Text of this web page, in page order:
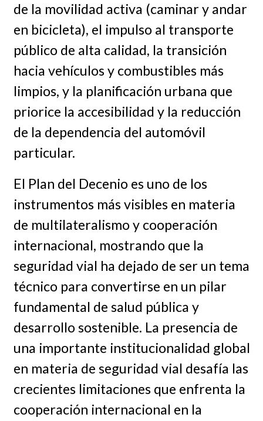
de la movilidad activa (caminar y andar
en bicicleta), el impulso al transporte
público de alta calidad, la transición
hacia vehículos y combustibles más
limpios, y la planificación urbana que
priorice la accesibilidad y la reducción
de la dependencia del automóvil
particular.
El Plan del Decenio es uno de los
instrumentos más visibles en materia
de multilateralismo y cooperación
internacional, mostrando que la
seguridad vial ha dejado de ser un tema
técnico para convertirse en un pilar
fundamental de salud pública y
desarrollo sostenible. La presencia de
una importante institucionalidad global
en materia de seguridad vial desafía las
crecientes limitaciones que enfrenta la
cooperación internacional en la